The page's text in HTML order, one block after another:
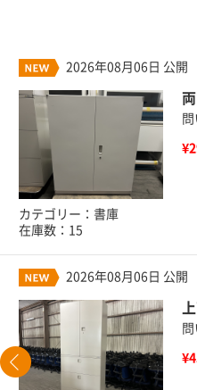
2026年08月06日 公開
カテゴリー：書庫
在庫数：15
2026年08月06日 公開